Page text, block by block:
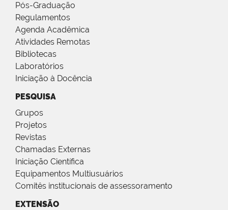
Pós-Graduação
Regulamentos
Agenda Acadêmica
Atividades Remotas
Bibliotecas
Laboratórios
Iniciação à Docência
PESQUISA
Grupos
Projetos
Revistas
Chamadas Externas
Iniciação Científica
Equipamentos Multiusuários
Comitês institucionais de assessoramento
EXTENSÃO